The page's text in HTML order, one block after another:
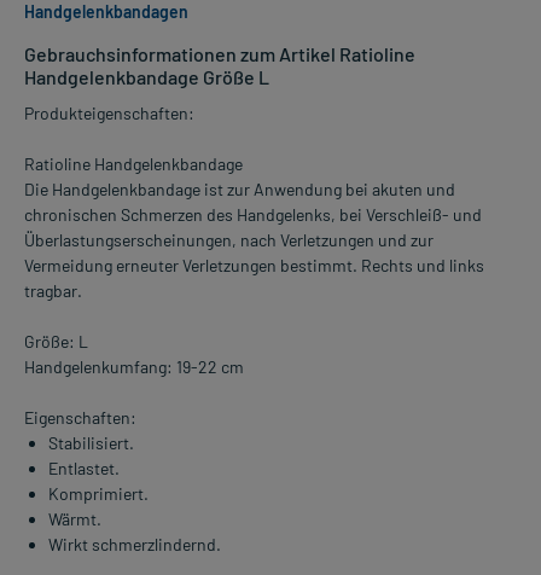
Gebrauchsinformationen zum Artikel Ratioline
Handgelenkbandage Größe L
Produkteigenschaften:
Ratioline Handgelenkbandage
Die Handgelenkbandage ist zur Anwendung bei akuten und
chronischen Schmerzen des Handgelenks, bei Verschleiß- und
Überlastungserscheinungen, nach Verletzungen und zur
Vermeidung erneuter Verletzungen bestimmt. Rechts und links
tragbar.
Größe: L
Handgelenkumfang: 19-22 cm
Eigenschaften:
Stabilisiert.
Entlastet.
Komprimiert.
Wärmt.
Wirkt schmerzlindernd.
Handgelenkbandagen